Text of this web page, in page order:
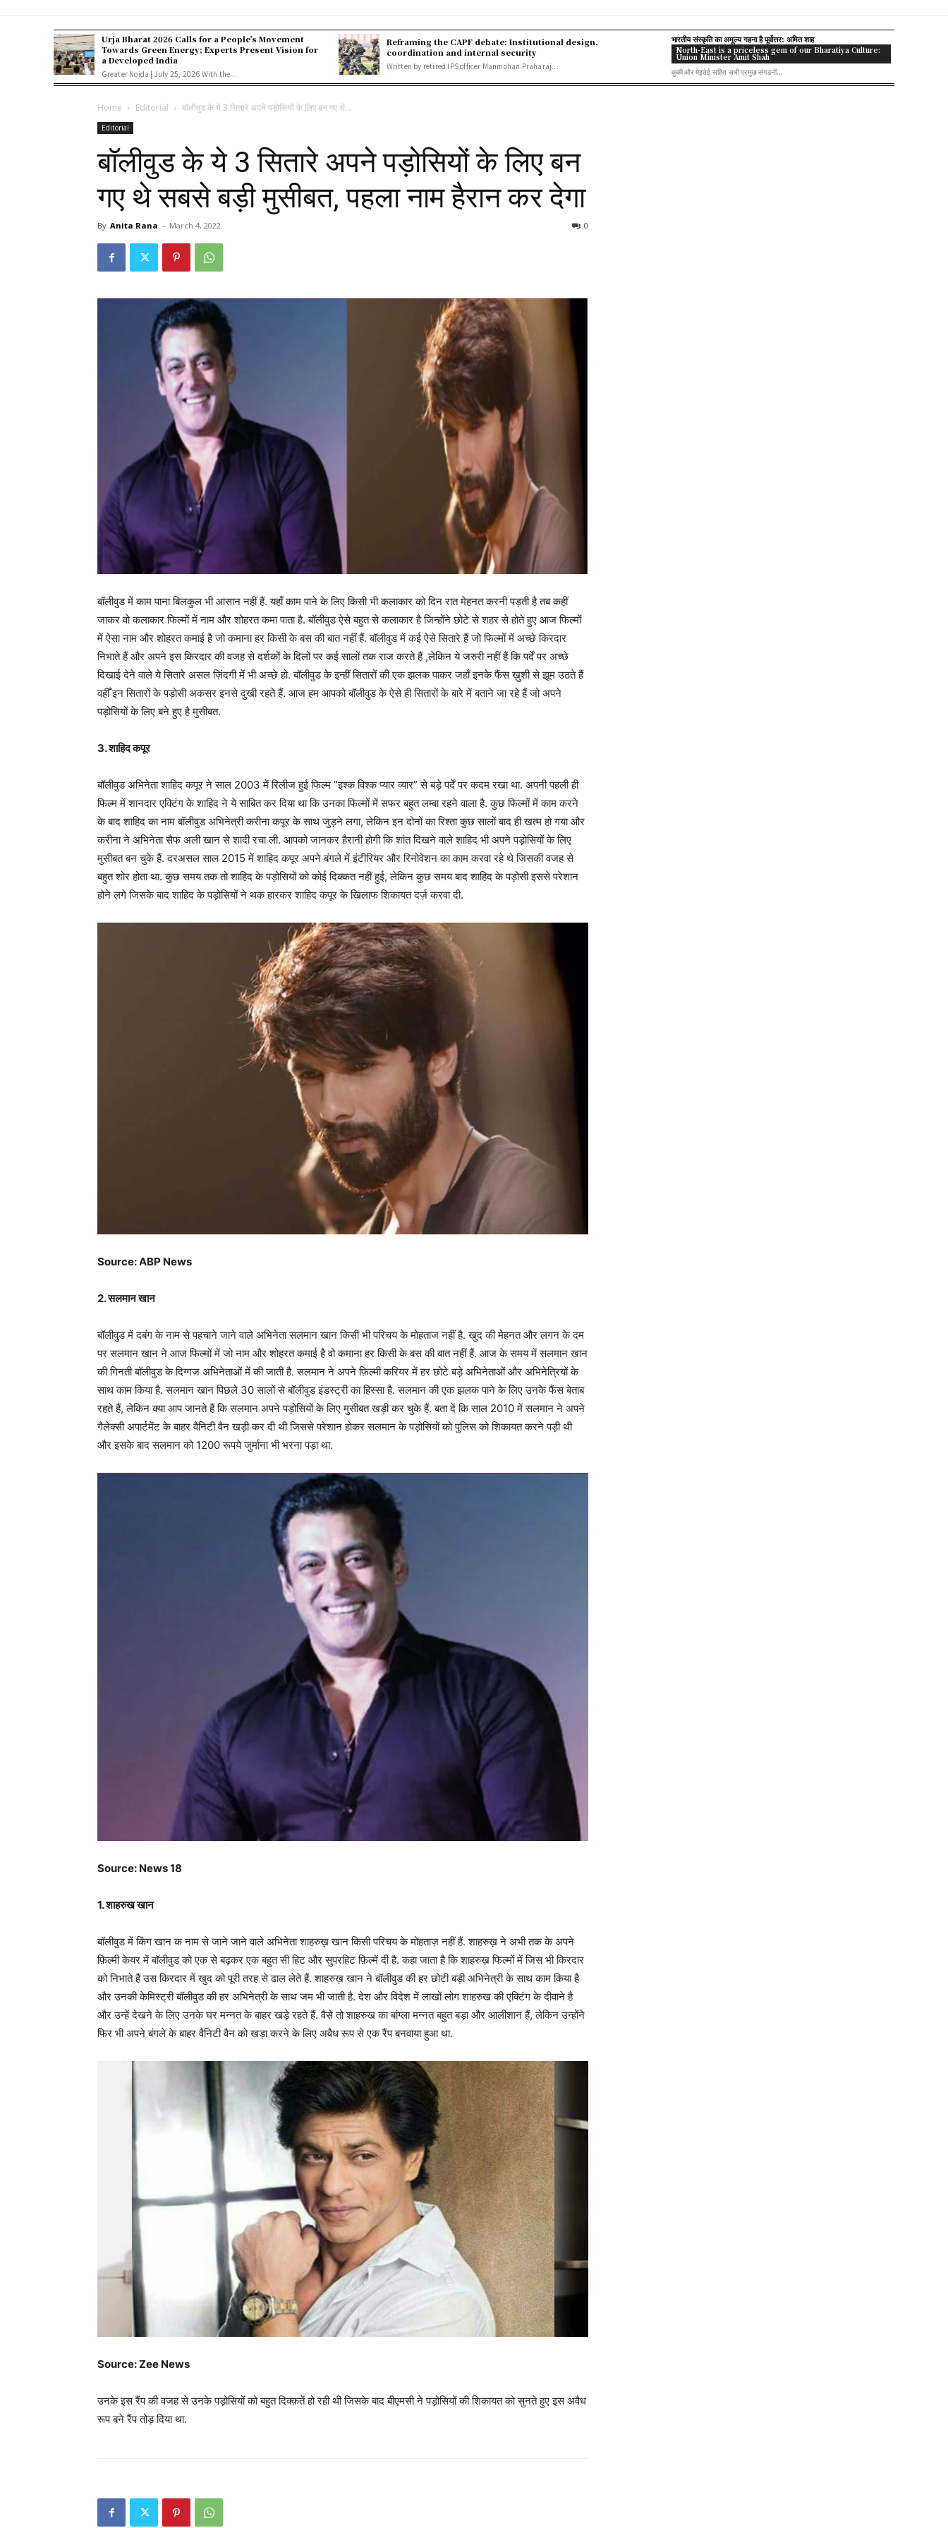
Urja Bharat 2026 Calls for a People’s Movement
Towards Green Energy; Experts Present Vision for
a Developed India
Greater Noida | July 25, 2026 With the...
Reframing the CAPF debate: Institutional design,
coordination and internal security
Written by retired IPS officer Manmohan Praharaj...
भारतीय संस्कृति का अमूल्य गहना है पूर्वोत्तर: अमित शाह
North-East is a priceless gem of our Bharatiya Culture:
Union Minister Amit Shah
कुकी और मेइतेई सहित सभी प्रमुख संगठनों...
Home Editorial बॉलीवुड के ये 3 सितारे अपने पड़ोसियों के लिए बन गए थे...
Editorial
बॉलीवुड के ये 3 सितारे अपने पड़ोसियों के लिए बन
गए थे सबसे बड़ी मुसीबत, पहला नाम हैरान कर देगा
By Anita Rana - March 4, 2022 0
बॉलीवुड में काम पाना बिलकुल भी आसान नहीं हैं. यहाँ काम पाने के लिए किसी भी कलाकार को दिन रात मेहनत करनी पड़ती है तब कहीं
जाकर वो कलाकार फिल्मों में नाम और शोहरत कमा पाता है. बॉलीवुड ऐसे बहुत से कलाकार है जिन्होंने छोटे से शहर से होते हुए आज फिल्मों
में ऐसा नाम और शोहरत कमाई है जो कमाना हर किसी के बस की बात नहीं हैं. बॉलीवुड में कई ऐसे सितारे हैं जो फिल्मों में अच्छे किरदार
निभाते हैं और अपने इस किरदार की वजह से दर्शकों के दिलों पर कई सालों तक राज करते हैं ,लेकिन ये जरुरी नहीं हैं कि पर्दें पर अच्छे
दिखाई देने वाले ये सितारे असल ज़िंदगी में भी अच्छे हो. बॉलीवुड के इन्हीं सितारों की एक झलक पाकर जहाँ इनके फैंस ख़ुशी से झूम उठते हैं
वहीँ इन सितारों के पड़ोसी अकसर इनसे दुखी रहते हैं. आज हम आपको बॉलीवुड के ऐसे ही सितारों के बारे में बताने जा रहे हैं जो अपने
पड़ोसियों के लिए बने हुए है मुसीबत.
3. शाहिद कपूर
बॉलीवुड अभिनेता शाहिद कपूर ने साल 2003 में रिलीज हुई फिल्म ”इश्क विश्क प्यार व्यार” से बड़े पर्दें पर कदम रखा था. अपनी पहली ही
फिल्म में शानदार एक्टिंग के शाहिद ने ये साबित कर दिया था कि उनका फिल्मों में सफर बहुत लम्बा रहने वाला है. कुछ फिल्मों में काम करने
के बाद शाहिद का नाम बॉलीवुड अभिनेत्री करीना कपूर के साथ जुड़ने लगा, लेकिन इन दोनों का रिश्ता कुछ सालों बाद ही खत्म हो गया और
करीना ने अभिनेता सैफ अली खान से शादी रचा ली. आपको जानकर हैरानी होगी कि शांत दिखने वाले शाहिद भी अपने पड़ोसियों के लिए
मुसीबत बन चुके हैं. दरअसल साल 2015 में शाहिद कपूर अपने बंगले में इंटीरियर और रिनोवेशन का काम करवा रहे थे जिसकी वजह से
बहुत शोर होता था. कुछ समय तक तो शाहिद के पड़ोसियों को कोई दिक्कत नहीं हुई, लेकिन कुछ समय बाद शाहिद के पड़ोसी इससे परेशान
होने लगे जिसके बाद शाहिद के पड़ोसियों ने थक हारकर शाहिद कपूर के खिलाफ शिकायत दर्ज़ करवा दी.
Source: ABP News
2. सलमान खान
बॉलीवुड में दबंग के नाम से पहचाने जाने वाले अभिनेता सलमान खान किसी भी परिचय के मोहताज नहीं है. खुद की मेहनत और लगन के दम
पर सलमान खान ने आज फिल्मों में जो नाम और शोहरत कमाई है वो कमाना हर किसी के बस की बात नहीं हैं. आज के समय में सलमान खान
की गिनती बॉलीवुड के दिग्गज अभिनेताओं में की जाती है. सलमान ने अपने फ़िल्मी करियर में हर छोटे बड़े अभिनेताओं और अभिनेत्रियों के
साथ काम किया है. सलमान खान पिछले 30 सालों से बॉलीवुड इंडस्ट्री का हिस्सा है. सलमान की एक झलक पाने के लिए उनके फैंस बेताब
रहते हैं, लेकिन क्या आप जानते हैं कि सलमान अपने पड़ोसियों के लिए मुसीबत खड़ी कर चुके हैं. बता दें कि साल 2010 में सलमान ने अपने
गैलेक्सी अपार्टमेंट के बाहर वैनिटी वैन खड़ी कर दी थी जिससे परेशान होकर सलमान के पड़ोसियों को पुलिस को शिकायत करने पड़ी थी
और इसके बाद सलमान को 1200 रूपये जुर्माना भी भरना पड़ा था.
Source: News 18
1. शाहरुख खान
बॉलीवुड में किंग खान क नाम से जाने जाने वाले अभिनेता शाहरुख़ खान किसी परिचय के मोहताज़ नहीं हैं. शाहरुख़ ने अभी तक के अपने
फ़िल्मी केयर में बॉलीवुड को एक से बढ़कर एक बहुत सी हिट और सुपरहिट फ़िल्में दी है. कहा जाता है कि शाहरुख़ फिल्मों में जिस भी किरदार
को निभाते हैं उस किरदार में खुद को पूरी तरह से ढाल लेते हैं. शाहरुख़ खान ने बॉलीवुड की हर छोटी बड़ी अभिनेत्री के साथ काम किया है
और उनकी केमिस्ट्री बॉलीवुड की हर अभिनेत्री के साथ जम भी जाती है. देश और विदेश में लाखों लोग शाहरुख की एक्टिंग के दीवाने है
और उन्हें देखने के लिए उनके घर मन्नत के बाहर खड़े रहते हैं. वैसे तो शाहरुख का बांग्ला मन्नत बहुत बड़ा और आलीशान हैं, लेकिन उन्होंने
फिर भी अपने बंगले के बाहर वैनिटी वैन को खड़ा करने के लिए अवैध रूप से एक रैंप बनवाया हुआ था.
Source: Zee News
उनके इस रैंप की वजह से उनके पड़ोसियों को बहुत दिक्क़तें हो रही थी जिसके बाद बीएमसी ने पड़ोसियों की शिकायत को सुनते हुए इस अवैध
रूप बने रैंप तोड़ दिया था.